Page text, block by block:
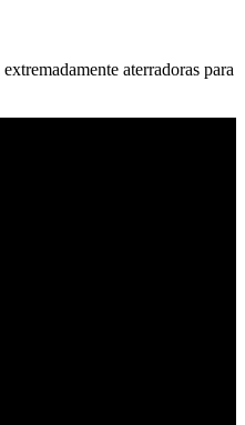
aterradoras para